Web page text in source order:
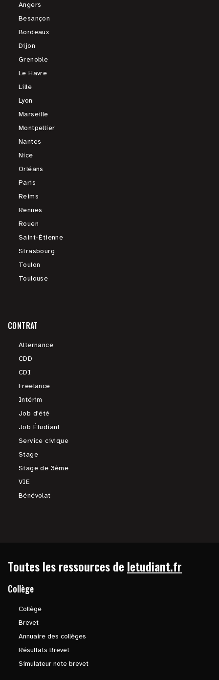
Angers
Besançon
Bordeaux
Dijon
Grenoble
Le Havre
Lille
Lyon
Marseille
Montpellier
Nantes
Nice
Orléans
Paris
Reims
Rennes
Rouen
Saint-Étienne
Strasbourg
Toulon
Toulouse
CONTRAT
Alternance
CDD
CDI
Freelance
Intérim
Job d'été
Job Étudiant
Service civique
Stage
Stage de 3ème
VIE
Bénévolat
Toutes les ressources de letudiant.fr
Collège
Collège
Brevet
Annuaire des collèges
Résultats Brevet
Simulateur note brevet